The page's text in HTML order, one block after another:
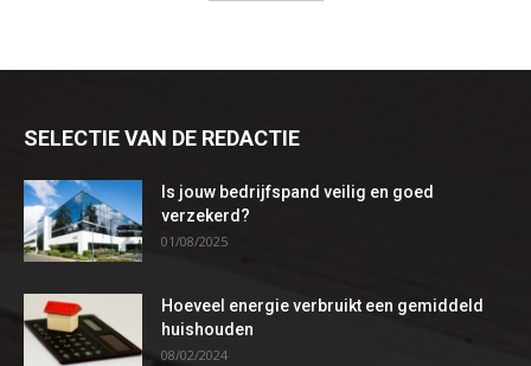
SELECTIE VAN DE REDACTIE
Is jouw bedrijfspand veilig en goed
verzekerd?
01/08/2025
Hoeveel energie verbruikt een gemiddeld
huishouden
08/02/2024